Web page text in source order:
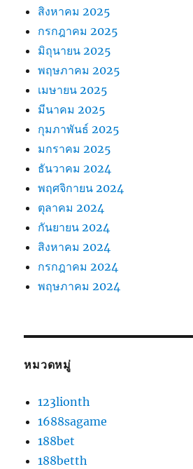
สิงหาคม 2025
กรกฎาคม 2025
มิถุนายน 2025
พฤษภาคม 2025
เมษายน 2025
มีนาคม 2025
กุมภาพันธ์ 2025
มกราคม 2025
ธันวาคม 2024
พฤศจิกายน 2024
ตุลาคม 2024
กันยายน 2024
สิงหาคม 2024
กรกฎาคม 2024
พฤษภาคม 2024
หมวดหมู่
123lionth
1688sagame
188bet
188betth